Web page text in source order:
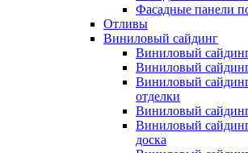
Фасадные панели
Отливы
Виниловый сайдинг
Виниловый
Виниловый
Виниловый
отделки
Виниловый
Виниловый
доска